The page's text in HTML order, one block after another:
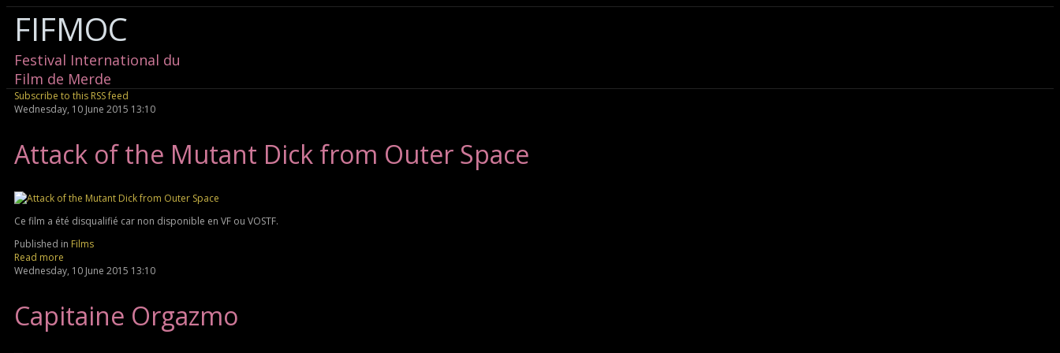
FIFMOC
Festival International du
Film de Merde
Subscribe to this RSS feed
Wednesday, 10 June 2015 13:10
Attack of the Mutant Dick from Outer Space
Ce film a été disqualifié car non disponible en VF ou VOSTF.
Published in Films
Read more
Wednesday, 10 June 2015 13:10
Capitaine Orgazmo